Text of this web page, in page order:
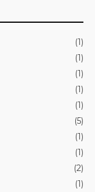
(1)
(1)
(1)
(1)
(1)
(5)
(1)
(1)
(2)
(1)